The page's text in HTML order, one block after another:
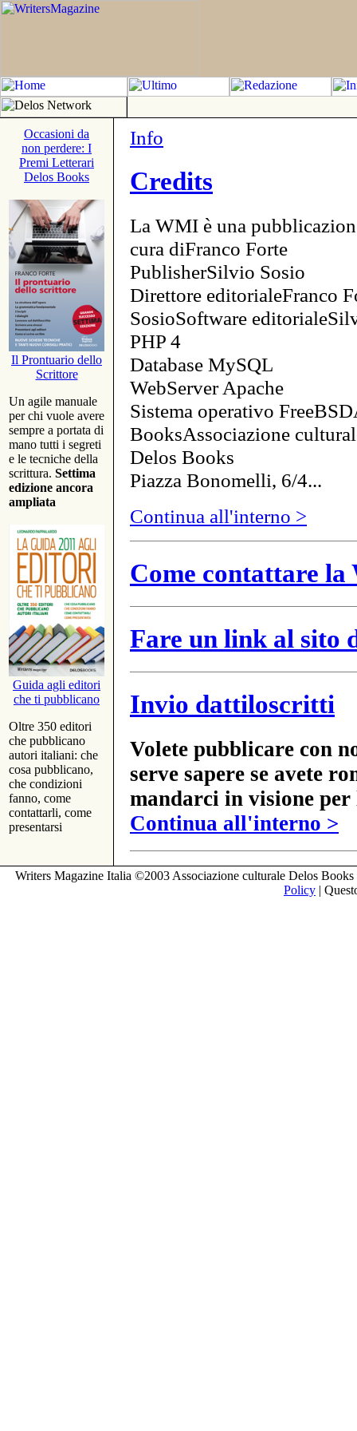
Occasioni da
non perdere: I
Premi Letterari
Delos Books
Il Prontuario dello
Scrittore
Un agile manuale
per chi vuole avere
sempre a portata di
mano tutti i segreti
e le tecniche della
scrittura. Settima
edizione ancora
ampliata
Guida agli editori
che ti pubblicano
Oltre 350 editori
che pubblicano
autori italiani: che
cosa pubblicano,
che condizioni
fanno, come
contattarli, come
presentarsi
Info
Credits
La WMI è una
cura diFranco Forte
PublisherSilvio Sosio
Direttore editorialeFranco
SosioSoftware
PHP 4
Database MySQL
WebServer Apache
Sistema operativo
BooksAssociazione
Delos Books
Piazza Bonomelli, 6/4...
Continua all'interno >
Come contattare
Fare un link al sito
Invio dattiloscritti
Volete pubblicare con
serve sapere se avete
mandarci in visione
Continua all'interno >
Writers Magazine Italia ©2003 Associazione culturale Delos
Policy |